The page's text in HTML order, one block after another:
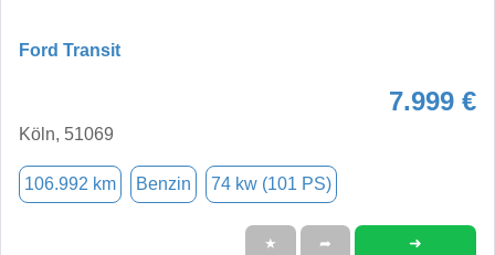
Ford Transit
7.999 €
Köln, 51069
106.992 km Benzin 74 kw (101 PS)
★ ➦ ➜